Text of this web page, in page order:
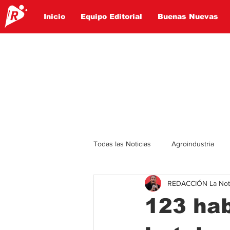
Inicio Equipo Editorial Buenas Nuevas
Todas las Noticias Agroindustria
Politica
Educación Turismo
123
REDACCIÓN La